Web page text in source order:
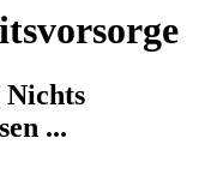
Nichts
...